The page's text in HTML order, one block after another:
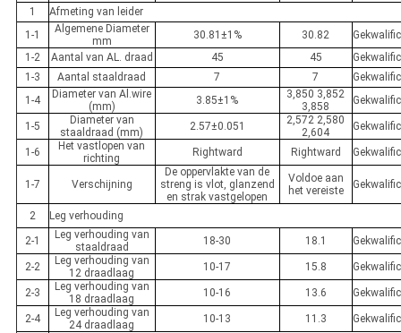
1
Afmeting van leider
1-1
Algemene Diameter
mm
30.81±1% 30.82
1-2
Aantal van AL. draad 45 45
1-3
Aantal staaldraad 7 7
1-4
Diameter van Al.wire
(mm)
3.85±1%
3,850 3,852
3,858
1-5
Diameter van
staaldraad (mm)
2.57±0.051
2,572 2,580
2,604
1-6
Het vastlopen van
richting
Rightward Rightward
1-7 Verschijning
De oppervlakte van de
streng is vlot, glanzend
en strak vastgelopen
Voldoe aan
het vereiste
2
Leg verhouding
2-1
Leg verhouding van
staaldraad
18-30 18.1
2-2
Leg verhouding van
12 draadlaag
10-17 15.8
2-3
Leg verhouding van
18 draadlaag
10-16 13.6
2-4
Leg verhouding van
24 draadlaag
10-13 11.3